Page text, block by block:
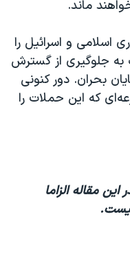
ماند.
اسلامی و اسرائیل را
به جلوگیری از گسترش
بحران. دور کنونی
که این حملات را
مقاله الزاما